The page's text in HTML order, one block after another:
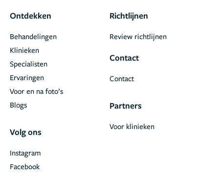
Ontdekken
Behandelingen
Klinieken
Specialisten
Ervaringen
Voor en na foto’s
Blogs
Volg ons
Facebook
Instagram
Richtlijnen
Review richtlijnen
Contact
Contact
Partners
Voor klinieken